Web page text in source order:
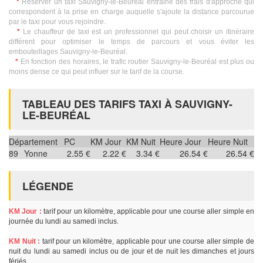
correspondent à la prise en charge auquelle s'ajoute la distance parcourue
par le taxi pour vous rejoindre.
* Le chauffeur de taxi est un professionnel qui peut choisir un itinéraire
différent pour optimiser le temps de parcours et vous éviter les
embouteillages Sauvigny-le-Beuréal.
*En fonction des horaires, le trafic routier Sauvigny-le-Beuréal est plus ou
moins dense ce qui peut influer sur le tarif de la course.
TABLEAU DES TARIFS TAXI À SAUVIGNY-
LE-BEURÉAL
Département PC KM Jour KM Nuit Heure Jour Heure Nuit
89 Yonne 2.55 € 2.22 € 3.34 € 26.54 € 26.54 €
LÉGENDE
KM Jour : tarif pour un kilomètre, applicable pour une course aller simple en
journée du lundi au samedi inclus.
KM Nuit : tarif pour un kilomètre, applicable pour une course aller simple de
nuit du lundi au samedi inclus ou de jour et de nuit les dimanches et jours
fériés.